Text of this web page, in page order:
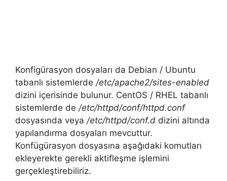
Konfigürasyon dosyaları da Debian / Ubuntu
tabanlı sistemlerde /etc/apache2/sites-enabled
dizini içerisinde bulunur. CentOS / RHEL tabanlı
sistemlerde de /etc/httpd/conf/httpd.conf
dosyasında veya /etc/httpd/conf.d dizini altında
yapılandırma dosyaları mevcuttur.
Konfügürasyon dosyasına aşağıdaki komutları
ekleyerekte gerekli aktifleşme işlemini
gerçekleştirebiliriz.